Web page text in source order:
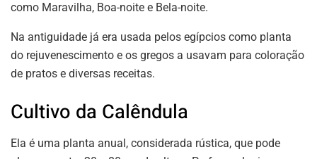
como Maravilha, Boa-noite e Bela-noite.
Na antiguidade já era usada pelos egípcios como planta
do rejuvenescimento e os gregos a usavam para coloração
de pratos e diversas receitas.
Cultivo da Calêndula
Ela é uma planta anual, considerada rústica, que pode